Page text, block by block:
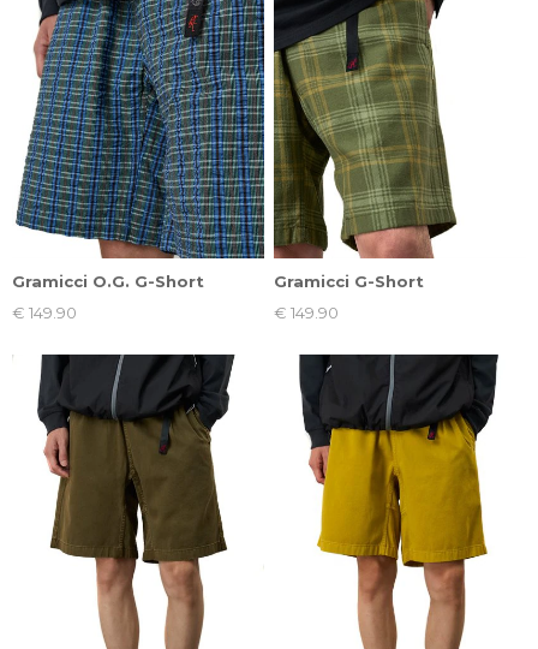
Gramicci O.G. G-Short
€ 149.90
Gramicci G-Short
€ 149.90